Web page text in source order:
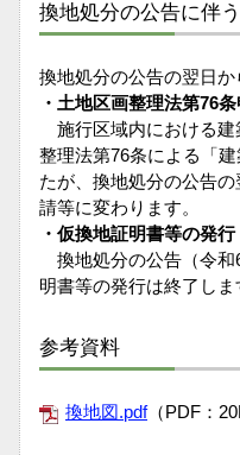
換地処分の公告に伴
換地処分の公告の翌日か
・土地区画整理法第76
施行区域内における建
整理法第76条による「
たが、換地処分の公告
請等に変わります。
・仮換地証明書等の発行
換地処分の公告（令和
明書等の発行は終了しま
参考資料
換地図.pdf（PDF：